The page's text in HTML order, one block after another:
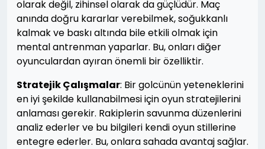
olarak değil, zihinsel olarak da güçlüdür. Maç
anında doğru kararlar verebilmek, soğukkanlı
kalmak ve baskı altında bile etkili olmak için
mental antrenman yaparlar. Bu, onları diğer
oyunculardan ayıran önemli bir özelliktir.
Stratejik Çalışmalar: Bir golcünün yeteneklerini
en iyi şekilde kullanabilmesi için oyun stratejilerini
anlaması gerekir. Rakiplerin savunma düzenlerini
analiz ederler ve bu bilgileri kendi oyun stillerine
entegre ederler. Bu, onlara sahada avantaj sağlar.